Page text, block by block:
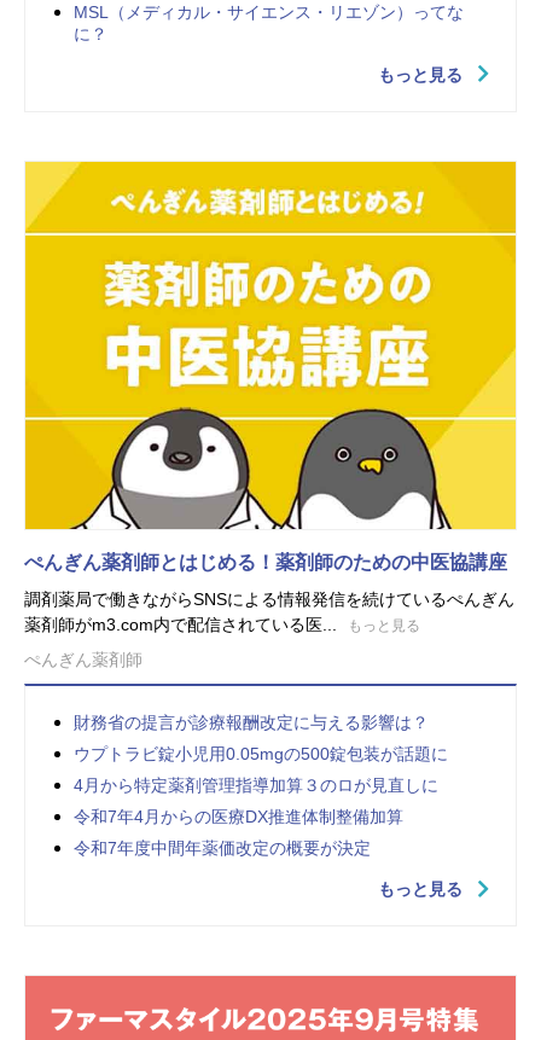
MSL（メディカル・サイエンス・リエゾン）ってな
に？
もっと見る
ぺんぎん薬剤師とはじめる！薬剤師のための中医協講座
調剤薬局で働きながらSNSによる情報発信を続けているぺんぎん
薬剤師がm3.com内で配信されている医...
もっと見る
ぺんぎん薬剤師
財務省の提言が診療報酬改定に与える影響は？
ウプトラビ錠小児用0.05mgの500錠包装が話題に
4月から特定薬剤管理指導加算３のロが見直しに
令和7年4月からの医療DX推進体制整備加算
令和7年度中間年薬価改定の概要が決定
もっと見る